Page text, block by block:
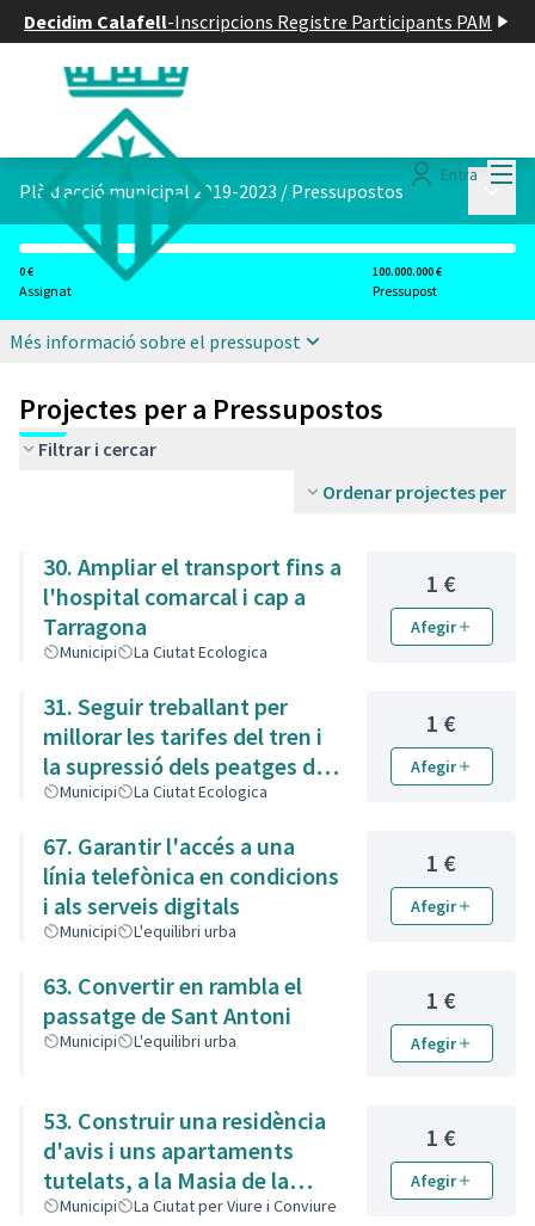
Decidim Calafell-Inscripcions Registre Participants PAM
Entra
Plà d acció municipal 2019-2023 / Pressupostos
0 €
Assignat
100.000.000 €
Pressupost
Més informació sobre el pressupost
Projectes per a Pressupostos
Filtrar i cercar
Ordenar projectes per
30. Ampliar el transport fins a
l'hospital comarcal i cap a
Tarragona
Municipi La Ciutat Ecologica
1 €
Afegir
31. Seguir treballant per
millorar les tarifes del tren i
la supressió dels peatges de
l'autopista
Municipi La Ciutat Ecologica
1 €
Afegir
67. Garantir l'accés a una
línia telefònica en condicions
i als serveis digitals
Municipi L'equilibri urba
1 €
Afegir
63. Convertir en rambla el
passatge de Sant Antoni
Municipi L'equilibri urba
1 €
Afegir
53. Construir una residència
d'avis i uns apartaments
tutelats, a la Masia de la
Sínia
Municipi La Ciutat per Viure i Conviure
1 €
Afegir